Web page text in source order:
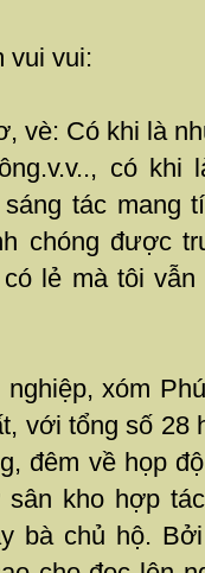
vui vui:
vè: Có khi là
có khi
tác mang
chóng được
lẻ mà tôi
xóm
với tổng số 28
đêm về họp
kho hợp
bà chủ hộ.